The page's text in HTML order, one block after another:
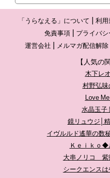
「うらなえる」について 利用
免責事項
プライバ
運営会社
メルマガ配信解除
【人気の
木下レ
村野弘味
Love
水晶玉子
鏡リュウジ│
イヴルルド遙華の数
Ｋｅｉｋｏ◆
大串ノリコ 紫
シークエンス